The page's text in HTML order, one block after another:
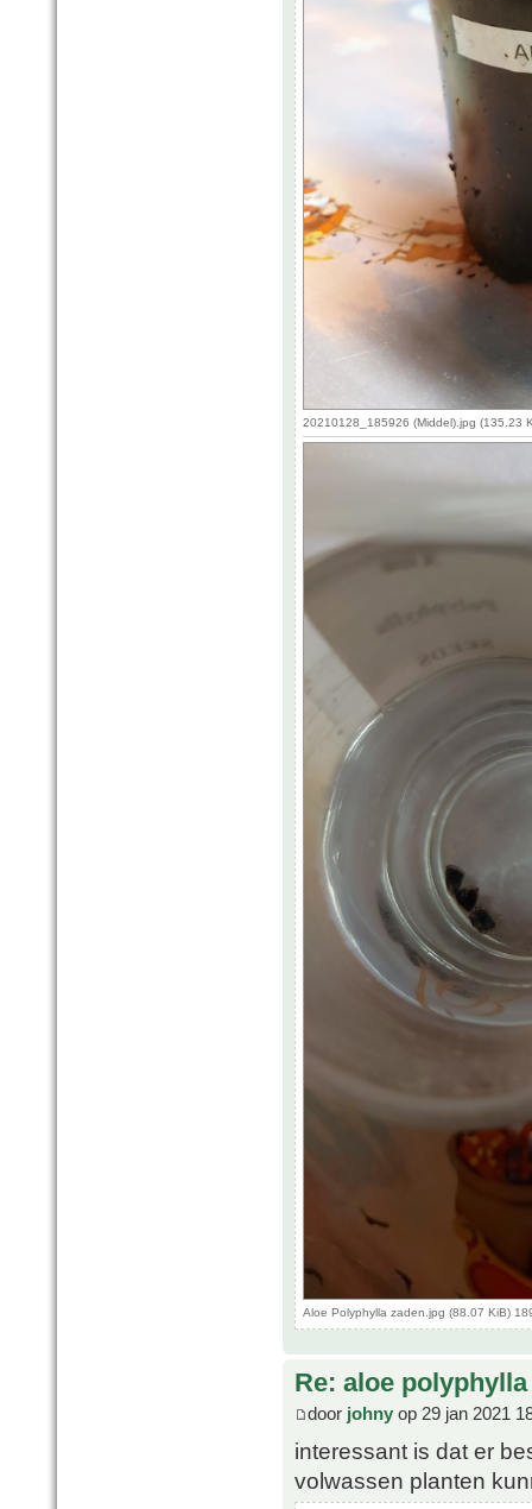
20210128_185926 (Middel).jpg (135.23
Aloe Polyphylla zaden.jpg (88.07 KiB)
Re: aloe polyphylla
door johny op 29 jan 2021
interessant is dat er
volwassen planten